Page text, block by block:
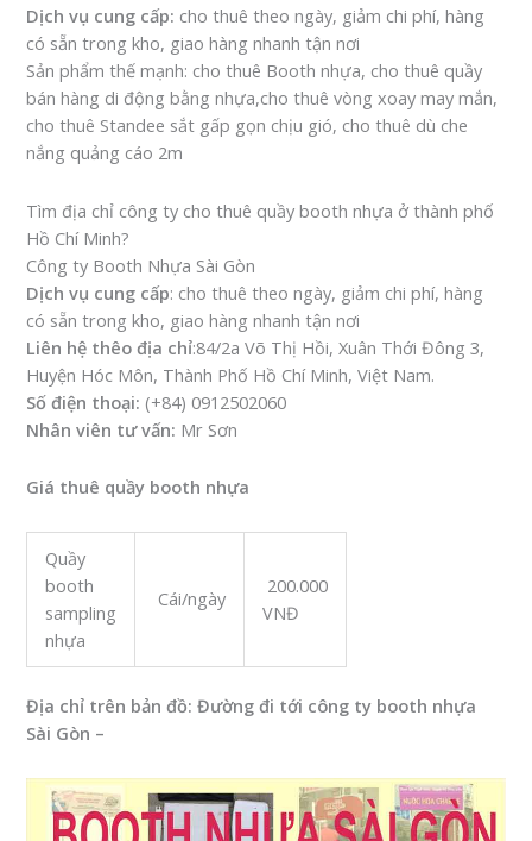
Dịch vụ cung cấp: cho thuê theo ngày, giảm chi phí, hàng
có sẵn trong kho, giao hàng nhanh tận nơi
Sản phẩm thế mạnh: cho thuê Booth nhựa, cho thuê quầy
bán hàng di động bằng nhựa,cho thuê vòng xoay may mắn,
cho thuê Standee sắt gấp gọn chịu gió, cho thuê dù che
nắng quảng cáo 2m
Tìm địa chỉ công ty cho thuê quầy booth nhựa ở thành phố
Hồ Chí Minh?
Công ty Booth Nhựa Sài Gòn
Dịch vụ cung cấp: cho thuê theo ngày, giảm chi phí, hàng
có sẵn trong kho, giao hàng nhanh tận nơi
Liên hệ thêo địa chỉ:84/2a Võ Thị Hồi, Xuân Thới Đông 3,
Huyện Hóc Môn, Thành Phố Hồ Chí Minh, Việt Nam.
Số điện thoại: (+84) 0912502060
Nhân viên tư vấn: Mr Sơn
Giá thuê quầy booth nhựa
Quầy
booth
sampling
nhựa
Cái/ngày
200.000
VNĐ
Địa chỉ trên bản đồ: Đường đi tới công ty booth nhựa
Sài Gòn –